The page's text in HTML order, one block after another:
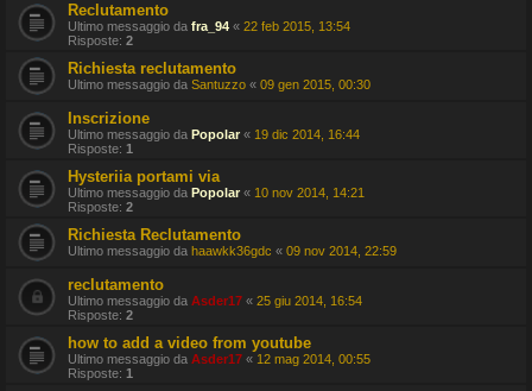
Reclutamento
Ultimo messaggio da fra_94 « 22 feb 2015, 13:54
Risposte: 2
Richiesta reclutamento
Ultimo messaggio da Santuzzo « 09 gen 2015, 00:30
Inscrizione
Ultimo messaggio da Popolar « 19 dic 2014, 16:44
Risposte: 1
Hysteriia portami via
Ultimo messaggio da Popolar « 10 nov 2014, 14:21
Risposte: 2
Richiesta Reclutamento
Ultimo messaggio da haawkk36gdc « 09 nov 2014, 22:59
reclutamento
Ultimo messaggio da Asder17 « 25 giu 2014, 16:54
Risposte: 2
how to add a video from youtube
Ultimo messaggio da Asder17 « 12 mag 2014, 00:55
Risposte: 1